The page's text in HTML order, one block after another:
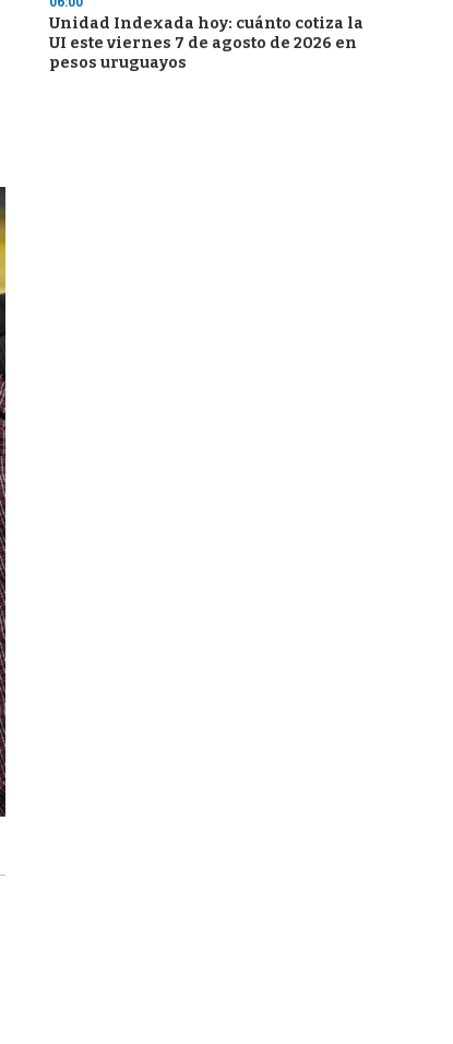
Unidad Indexada hoy: cuánto cotiza la
UI este viernes 7 de agosto de 2026 en
pesos uruguayos